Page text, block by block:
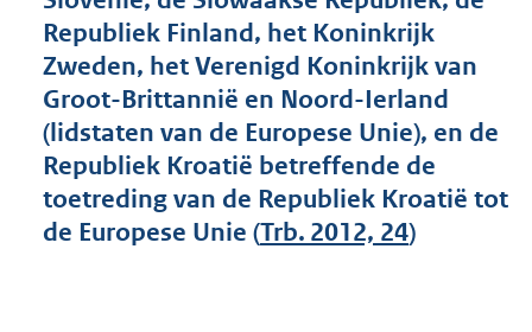
Republiek Finland, het Koninkrijk
Zweden, het Verenigd Koninkrijk van
Groot-Brittannië en Noord-Ierland
(lidstaten van de Europese Unie), en de
Republiek Kroatië betreffende de
toetreding van de Republiek Kroatië tot
de Europese Unie (Trb. 2012, 24)